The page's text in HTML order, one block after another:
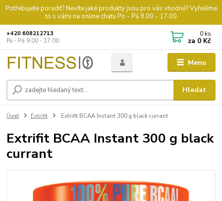
Potřebujete poradit? Nevíte jaké produkty jsou pro vás vhodné? Vyřešíme
to s vámi na online chatu Po - Pá 9.00 - 17.00
Menu
Hledat
+420 608212713
Po - Pá 9.00 - 17.00
0 ks
za 0 Kč
Úvod Extrifit Extrifit BCAA Instant 300 g black currant
Extrifit BCAA Instant 300 g black
currant